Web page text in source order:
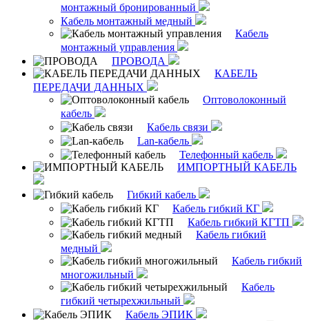
монтажный бронированный
Кабель монтажный медный
Кабель
монтажный управления
ПРОВОДА
КАБЕЛЬ
ПЕРЕДАЧИ ДАННЫХ
Оптоволоконный
кабель
Кабель связи
Lan-кабель
Телефонный кабель
ИМПОРТНЫЙ КАБЕЛЬ
Гибкий кабель
Кабель гибкий КГ
Кабель гибкий КГТП
Кабель гибкий
медный
Кабель гибкий
многожильный
Кабель
гибкий четырехжильный
Кабель ЭПИК